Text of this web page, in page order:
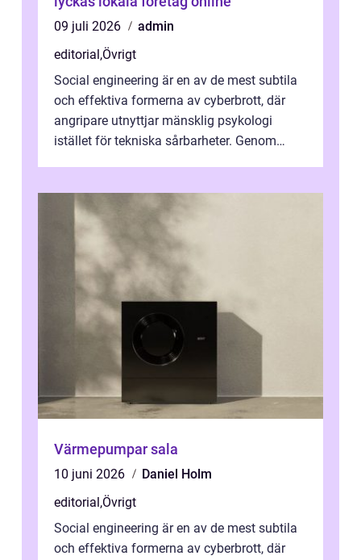
09 juli 2026
admin
editorial,Övrigt
Social engineering är en av de mest subtila
och effektiva formerna av cyberbrott, där
angripare utnyttjar mänsklig psykologi
istället för tekniska sårbarheter. Genom
Värmepumpar sala
10 juni 2026
Daniel Holm
editorial,Övrigt
Social engineering är en av de mest subtila
och effektiva formerna av cyberbrott, där